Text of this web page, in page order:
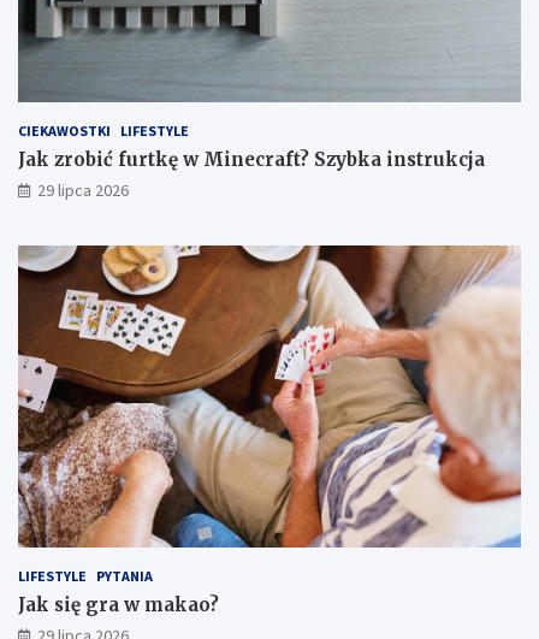
CIEKAWOSTKI LIFESTYLE
Jak zrobić furtkę w Minecraft? Szybka instrukcja
29 lipca 2026
LIFESTYLE PYTANIA
Jak się gra w makao?